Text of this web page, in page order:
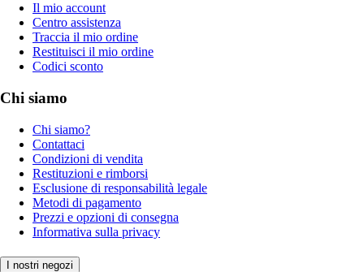
Il mio account
Centro assistenza
Traccia il mio ordine
Restituisci il mio ordine
Codici sconto
Chi siamo
Chi siamo?
Contattaci
Condizioni di vendita
Restituzioni e rimborsi
Esclusione di responsabilità legale
Metodi di pagamento
Prezzi e opzioni di consegna
Informativa sulla privacy
I nostri negozi